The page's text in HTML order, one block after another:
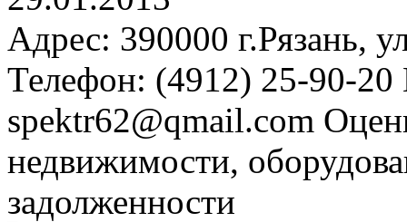
Адрес: 390000 г.Рязань,
Телефон: (4912) 25-90-
spektr62@qmail.com
недвижимости,
задолженности